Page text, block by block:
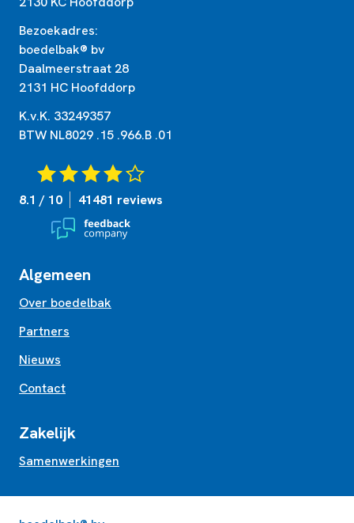
Bezoekadres:
boedelbak® bv
Daalmeerstraat 28
2131 HC Hoofddorp
K.v.K. 33249357
BTW NL8029 .15 .966.B .01
8.1 / 10 41481 reviews
Algemeen
Over boedelbak
Partners
Nieuws
Contact
Zakelijk
Samenwerkingen